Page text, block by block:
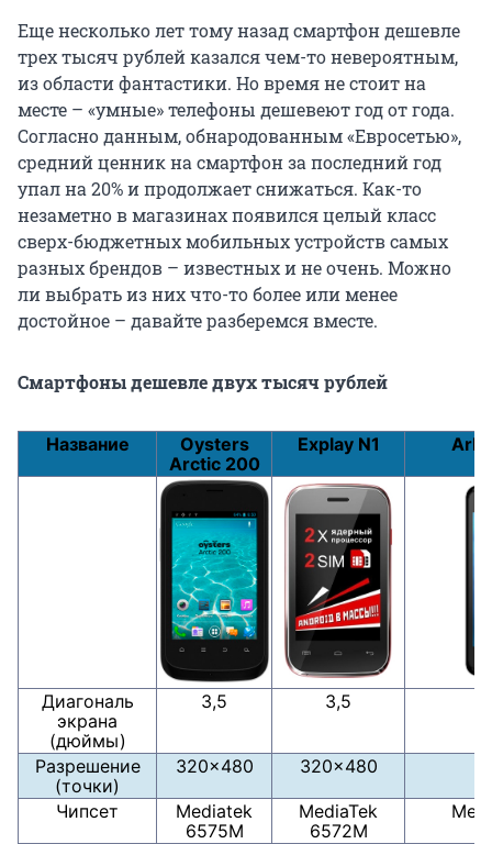
Еще несколько лет тому назад смартфон дешевле
трех тысяч рублей казался чем-то невероятным,
из области фантастики. Но время не стоит на
месте – «умные» телефоны дешевеют год от года.
Согласно данным, обнародованным «Евросетью»,
средний ценник на смартфон за последний год
упал на 20% и продолжает снижаться. Как-то
незаметно в магазинах появился целый класс
сверх-бюджетных мобильных устройств самых
разных брендов – известных и не очень. Можно
ли выбрать из них что-то более или менее
достойное – давайте разберемся вместе.
Смартфоны дешевле двух тысяч рублей
Название
Oysters
Arctic 200
Explay N1 Ark
Диагональ
экрана
(дюймы)
3,5 3,5
Разрешение
(точки)
320x480 320x480
Чипсет
Mediatek
6575М
MediaTek
6572M